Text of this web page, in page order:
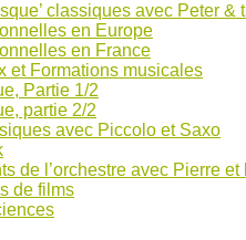
classiques avec Peter &
en Europe
en France
et Formations musicales
Partie 1/2
partie 2/2
avec Piccolo et Saxo
de l’orchestre avec Pierre et
de films